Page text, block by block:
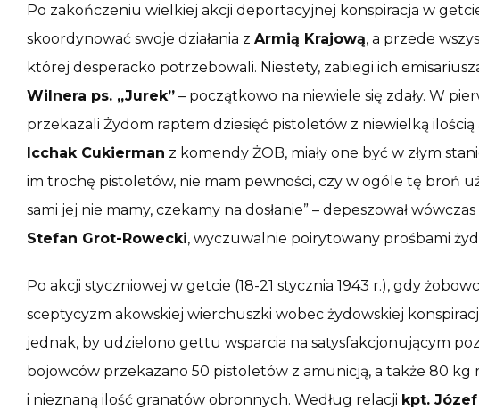
Po zakończeniu wielkiej akcji deportacyjnej konspiracja w
skoordynować swoje działania z Armią Krajową, a przede
której desperacko potrzebowali. Niestety, zabiegi ich
Wilnera ps. „Jurek” – początkowo na niewiele się zdały. W
przekazali Żydom raptem dziesięć pistoletów z niewielką
Icchak Cukierman z komendy ŻOB, miały one być w złym
im trochę pistoletów, nie mam pewności, czy w ogóle tę broń
sami jej nie mamy, czekamy na dosłanie” – depeszował
Stefan Grot-Rowecki, wyczuwalnie poirytowany prośbami
Po akcji styczniowej w getcie (18-21 stycznia 1943 r.), gdy
sceptycyzm akowskiej wierchuszki wobec żydowskiej
jednak, by udzielono gettu wsparcia na satysfakcjonującym
bojowców przekazano 50 pistoletów z amunicją, a także 80 kg
i nieznaną ilość granatów obronnych. Według relacji kpt.